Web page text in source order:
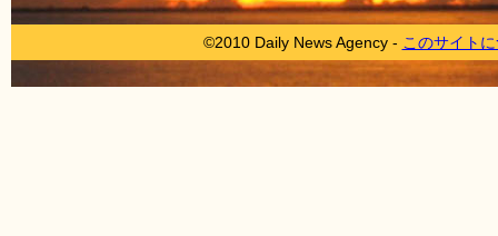
©2010 Daily News Agency - このサイト